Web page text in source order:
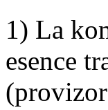
1) La
esence